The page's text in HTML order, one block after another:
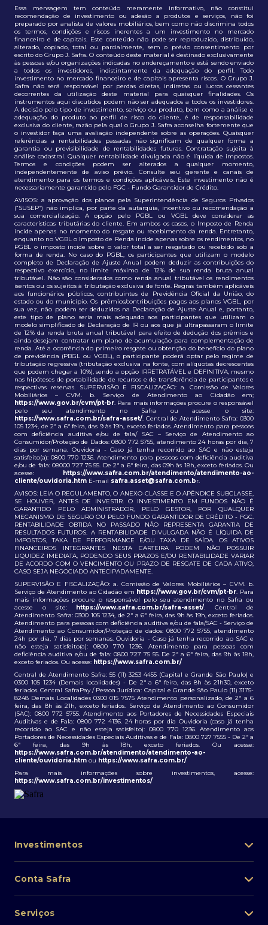
Essa mensagem tem conteúdo meramente informativo, não constitui
recomendação de investimento ou adesão a produtos e serviços, não foi
preparado por analista de valores mobiliários, bem como não discrimina todos
os termos, condições e riscos inerentes a um investimento no mercado
financeiro e de capitais. Este conteúdo não pode ser reproduzido, distribuído,
alterado, copiado, total ou parcialmente, sem o prévio consentimento por
escrito do Grupo J. Safra. O conteúdo deste material é destinado exclusivamente
às pessoas e/ou organizações indicadas no endereçamento e está sendo enviado
a todos os investidores, indistintamente da adequação do perfil. Todo
investimento no mercado financeiro e de capitais apresenta riscos. O Grupo J.
Safra não será responsável por perdas diretas, indiretas ou lucros cessantes
decorrentes da utilização deste material para quaisquer finalidades. Os
instrumentos aqui discutidos podem não ser adequados a todos os investidores.
A decisão pelo tipo de investimento, serviço ou produto, bem como a análise e
adequação do produto ao perfil de risco do cliente, é de responsabilidade
exclusiva do cliente, razão pela qual o Grupo J. Safra aconselha fortemente que
o investidor faça uma avaliação independente sobre as operações. Quaisquer
referências a rentabilidades passadas não significam de qualquer forma a
garantia ou previsibilidade de rentabilidades futuras. Contratação sujeita à
análise cadastral. Qualquer rentabilidade divulgada não é líquida de impostos.
Termos e condições podem ser alterados a qualquer momento,
independentemente de aviso prévio. Consulte seu gerente e canais de
atendimento para os termos e condições aplicáveis. Este investimento não é
necessariamente garantido pelo FGC - Fundo Garantidor de Crédito.
AVISOS: a aprovação dos planos pela Superintendência de Seguros Privados
(“SUSEP”) não implica, por parte da autarquia, incentivo ou recomendação a
sua comercialização. A opção pelo PGBL ou VGBL deve considerar as
características tributárias do cliente. Em ambos os casos, o Imposto de Renda
incide apenas no momento do resgate ou recebimento da renda. Entretanto,
enquanto no VGBL o Imposto de Renda incide apenas sobre os rendimentos, no
PGBL o imposto incide sobre o valor total a ser resgatado ou recebido sob a
forma de renda. No caso do PGBL, os participantes que utilizam o modelo
completo de Declaração de Ajuste Anual podem deduzir as contribuições do
respectivo exercício, no limite máximo de 12% de sua renda bruta anual
tributável. Não são considerados como renda anual tributável os rendimentos
isentos ou os sujeitos à tributação exclusiva de fonte. Regras também aplicáveis
aos funcionários públicos, contribuintes de Previdência Oficial da União, do
estado ou do município. Os prêmios/contribuições pagos aos planos VGBL, por
sua vez, não podem ser deduzidos na Declaração de Ajuste Anual e, portanto,
este tipo de plano seria mais adequado aos participantes que utilizam o
modelo simplificado de Declaração de IR ou aos que já ultrapassaram o limite
de 12% da renda bruta anual tributável para efeito de dedução dos prêmios e
ainda desejam contratar um plano de acumulação para complementação de
renda. Até a ocorrência do primeiro resgate ou obtenção do benefício do plano
de previdência (PBGL ou VGBL), o participante poderá optar pelo regime de
tributação regressiva (tributação exclusiva na fonte, com alíquotas decrescentes
que podem chegar a 10%), sendo a opção IRRETRATÁVEL e DEFINITIVA, mesmo
nas hipóteses de portabilidade de recursos e de transferência de participantes e
respectivas reservas. SUPERVISÃO E FISCALIZAÇÃO: a. Comissão de Valores
Mobiliários – CVM. b. Serviço de Atendimento ao Cidadão em;
https://www.gov.br/cvm/pt-br. Para mais informações procure o responsável
pelo seu atendimento no Safra ou acesse o site:
https://www.safra.com.br/safra-asset/. Central de Atendimento Safra: 0300
105 1234, de 2ª a 6ª feira, das 9 às 19h, exceto feriados. Atendimento para pessoas
com deficiência auditiva e/ou de fala/ SAC – Serviço de Atendimento ao
Consumidor/Proteção de Dados: 0800 772 5755, atendimento 24 horas por dia, 7
dias por semana. Ouvidoria - Caso já tenha recorrido ao SAC e não esteja
satisfeito(a): 0800 770 1236. Atendimento para pessoas com deficiência auditiva
e/ou de fala: 08000 727 75 55. De 2ª a 6ª feira, das 09h às 18h, exceto feriados. Ou
acesse: https://www.safra.com.br/atendimento/atendimento-ao-
cliente/ouvidoria.htm E-mail safra.asset@safra.com.br.
AVISOS: LEIA O REGULAMENTO, O ANEXO-CLASSE E O APÊNDICE SUBCLASSE,
SE HOUVER, ANTES DE INVESTIR. O INVESTIMENTO EM FUNDOS NÃO É
GARANTIDO PELO ADMINISTRADOR, PELO GESTOR, POR QUALQUER
MECANISMO DE SEGURO OU PELO FUNDO GARANTIDOR DE CRÉDITO - FGC.
RENTABILIDADE OBTIDA NO PASSADO NÃO REPRESENTA GARANTIA DE
RESULTADOS FUTUROS. A RENTABILIDADE DIVULGADA NÃO É LÍQUIDA DE
IMPOSTOS, TAXA DE PERFORMANCE E/OU TAXA DE SAÍDA. OS ATIVOS
FINANCEIROS INTEGRANTES NESTA CARTEIRA PODEM NÃO POSSUIR
LIQUIDEZ IMEDIATA, PODENDO SEUS PRAZOS E/OU RENTABILIDADE VARIAR
DE ACORDO COM O VENCIMENTO OU PRAZO DE RESGATE DE CADA ATIVO,
CASO SEJA NEGOCIADO ANTECIPADAMENTE.
SUPERVISÃO E FISCALIZAÇÃO: a. Comissão de Valores Mobiliários – CVM. b.
Serviço de Atendimento ao Cidadão em https://www.gov.br/cvm/pt-br. Para
mais informações procure o responsável pelo seu atendimento no Safra ou
acesse o site: https://www.safra.com.br/safra-asset/. Central de
Atendimento Safra: 0300 105 1234, de 2ª a 6ª feira, das 9h às 19h, exceto feriados.
Atendimento para pessoas com deficiência auditiva e/ou de fala/SAC - Serviço de
Atendimento ao Consumidor/Proteção de dados: 0800 772 5755, atendimento
24h por dia, 7 dias por semanas. Ouvidoria - Caso já tenha recorrido ao SAC e
não esteja satisfeito(a): 0800 770 1236. Atendimento para pessoas com
deficiência auditiva e/ou de fala: 0800 727 75 55. De 2ª a 6ª feira, das 9h às 18h,
exceto feriados. Ou acesse: https://www.safra.com.br/
Central de Atendimento Safra: 55 (11) 3253 4455 (Capital e Grande São Paulo) e
0300 105 1234 (Demais localidades) - De 2ª a 6ª feira, das 8h às 21h30, exceto
feriados. Central SafraPay / Pessoa Jurídica: Capital e Grande São Paulo (11) 3175-
8248 Demais Localidades 0300 015 7575 Atendimento personalizado, de 2ª a 6
feira, das 8h às 21h, exceto feriados. Serviço de Atendimento ao Consumidor
(SAC): 0800 772 5755. Atendimento aos Portadores de Necessidades Especiais
Auditivas e de Fala: 0800 772 4136. 24 horas por dia Ouvidoria (caso já tenha
recorrido ao SAC e não esteja satisfeito): 0800 770 1236. Atendimento aos
Portadores de Necessidades Especiais Auditivas e de Fala: 0800 727 7555 - De 2ª a
6ª feira, das 9h às 18h, exceto feriados. Ou acesse:
https://www.safra.com.br/atendimento/atendimento-ao-
cliente/ouvidoria.htm ou https://www.safra.com.br/
Para mais informações sobre investimentos, acesse:
https://www.safra.com.br/investimentos/
Investimentos
Lista de fundos de investimento
Conta Safra
Pessoa Física
Serviços